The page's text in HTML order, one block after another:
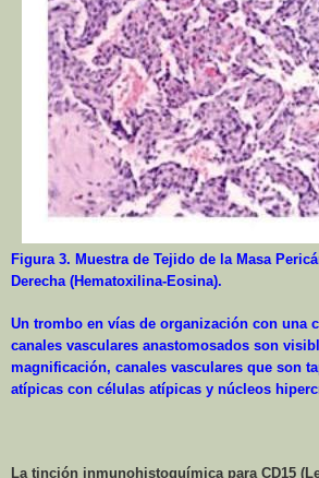
Figura 3. Muestra de Tejido de la Masa
Derecha (Hematoxilina-Eosina).
Un trombo en vías de organización con una
canales vasculares anastomosados son
magnificación, canales vasculares que son
atípicas con células atípicas y núcleos
La tinción inmunohistoquímica para CD15